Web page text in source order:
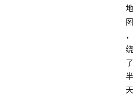
地
图
，
绕
了
半
天